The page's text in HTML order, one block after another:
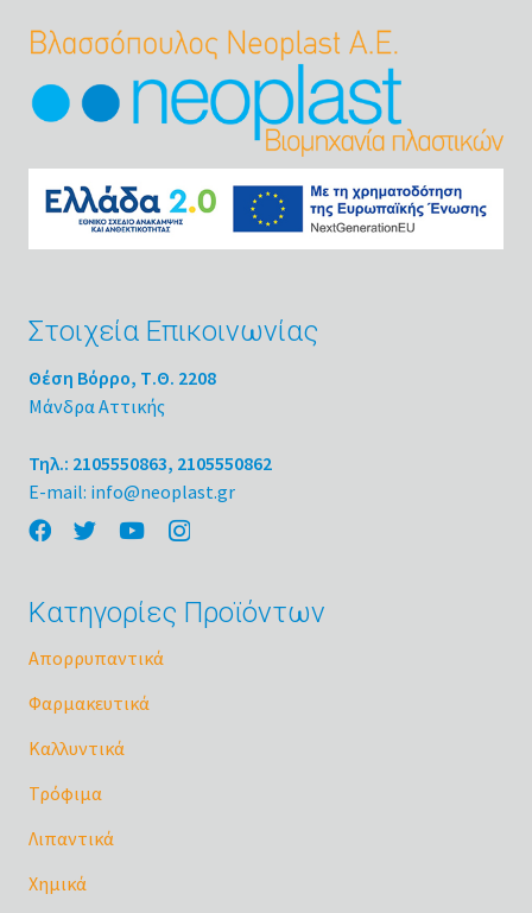
Στοιχεία Επικοινωνίας
Θέση Βόρρο, Τ.Θ. 2208
Μάνδρα Αττικής
Τηλ.: 2105550863, 2105550862
E-mail: info@neoplast.gr
Κατηγορίες Προϊόντων
Απορρυπαντικά
Φαρμακευτικά
Καλλυντικά
Τρόφιμα
Λιπαντικά
Χημικά